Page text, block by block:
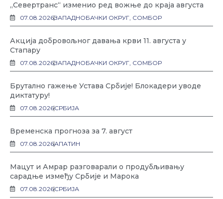
„Севертранс“ изменио ред вожње до краја августа
07.08.2026ЗАПАДНОБАЧКИ ОКРУГ, СОМБОР
Акција добровољног давања крви 11. августа у
Стапару
07.08.2026ЗАПАДНОБАЧКИ ОКРУГ, СОМБОР
Брутално гажење Устава Србије! Блокадери уводе
диктатуру!
07.08.2026СРБИЈА
Временска прогноза за 7. август
07.08.2026АПАТИН
Мацут и Амрар разговарали о продубљивању
сарадње између Србије и Марока
07.08.2026СРБИЈА